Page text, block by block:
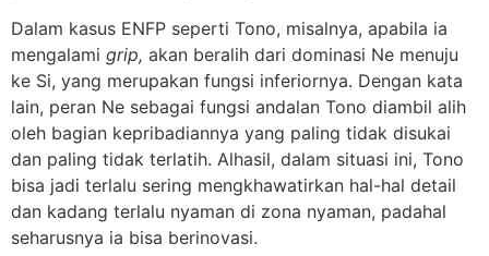
Dalam kasus ENFP seperti Tono, misalnya, apabila ia
mengalami grip, akan beralih dari dominasi Ne menuju
ke Si, yang merupakan fungsi inferiornya. Dengan kata
lain, peran Ne sebagai fungsi andalan Tono diambil alih
oleh bagian kepribadiannya yang paling tidak disukai
dan paling tidak terlatih. Alhasil, dalam situasi ini, Tono
bisa jadi terlalu sering mengkhawatirkan hal-hal detail
dan kadang terlalu nyaman di zona nyaman, padahal
seharusnya ia bisa berinovasi.